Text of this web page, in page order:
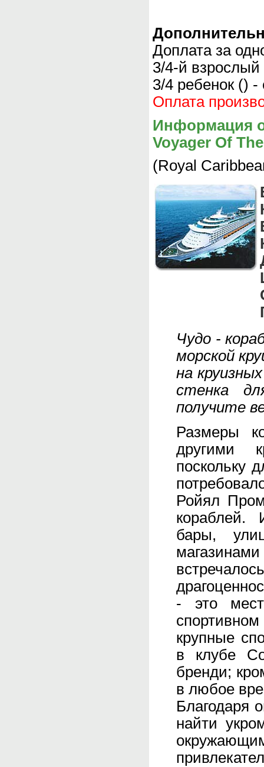
Доплата за
3/4-й взрослый
3/4 ребенок () -
Оплата
Информация
Voyager Of
(Royal
Чудо -
морской
на
стенка
получите
Размеры
другими
поскольку
Ройял
кораблей.
бары,
- это
крупные
в клубе
бренди;
в любое
Благодаря
найти